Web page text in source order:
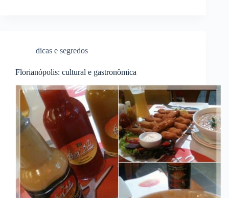
dicas e segredos
Florianópolis: cultural e gastronômica